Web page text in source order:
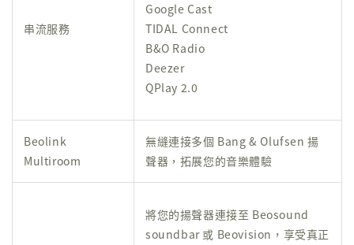
串流服務
Google Cast
TIDAL Connect
B&O Radio
Deezer
QPlay 2.0
Beolink
Multiroom
無縫連接多個 Bang & Olufsen 揚
聲器，拓展您的音樂體驗
將您的揚聲器連接至 Beosound
soundbar 或 Beovision，享受真正